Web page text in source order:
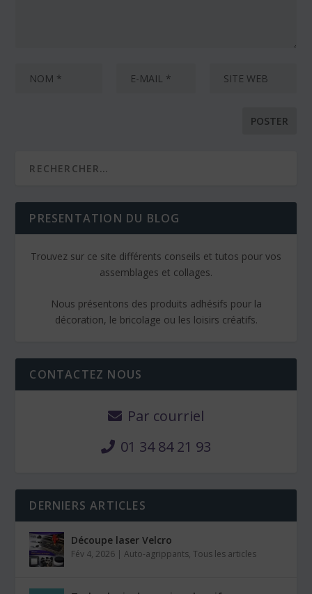
PRESENTATION DU BLOG
Trouvez sur ce site différents conseils et tutos pour vos
assemblages et collages.
Nous présentons des produits adhésifs pour la
décoration, le bricolage ou les loisirs créatifs.
CONTACTEZ NOUS
Par courriel
01 34 84 21 93
DERNIERS ARTICLES
Découpe laser Velcro
Fév 4, 2026 |Auto-agrippants,Tous les articles